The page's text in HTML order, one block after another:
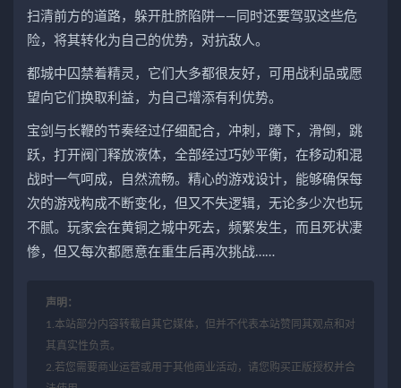
扫清前方的道路，躲开肚脐陷阱——同时还要驾驭这些危
险，将其转化为自己的优势，对抗敌人。
都城中囚禁着精灵，它们大多都很友好，可用战利品或愿
望向它们换取利益，为自己增添有利优势。
宝剑与长鞭的节奏经过仔细配合，冲刺，蹲下，滑倒，跳
跃，打开阀门释放液体，全部经过巧妙平衡，在移动和混
战时一气呵成，自然流畅。精心的游戏设计，能够确保每
次的游戏构成不断变化，但又不失逻辑，无论多少次也玩
不腻。玩家会在黄铜之城中死去，频繁发生，而且死状凄
惨，但又每次都愿意在重生后再次挑战……
声明：
1.本站部分内容转载自其它媒体，但并不代表本站赞同其观点和对
其真实性负责。
2.若您需要商业运营或用于其他商业活动，请您购买正版授权并合